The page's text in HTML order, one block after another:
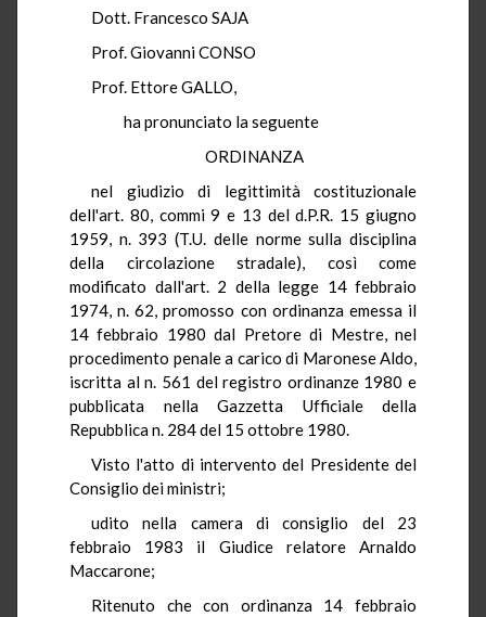
Dott. Francesco SAJA
Prof. Giovanni CONSO
Prof. Ettore GALLO,
ha pronunciato la seguente
ORDINANZA
nel giudizio di legittimità costituzionale
dell'art. 80, commi 9 e 13 del d.P.R. 15 giugno
1959, n. 393 (T.U. delle norme sulla disciplina
della circolazione stradale), così come
modificato dall'art. 2 della legge 14 febbraio
1974, n. 62, promosso con ordinanza emessa il
14 febbraio 1980 dal Pretore di Mestre, nel
procedimento penale a carico di Maronese Aldo,
iscritta al n. 561 del registro ordinanze 1980 e
pubblicata nella Gazzetta Ufficiale della
Repubblica n. 284 del 15 ottobre 1980.
Visto l'atto di intervento del Presidente del
Consiglio dei ministri;
udito nella camera di consiglio del 23
febbraio 1983 il Giudice relatore Arnaldo
Maccarone;
Ritenuto che con ordinanza 14 febbraio